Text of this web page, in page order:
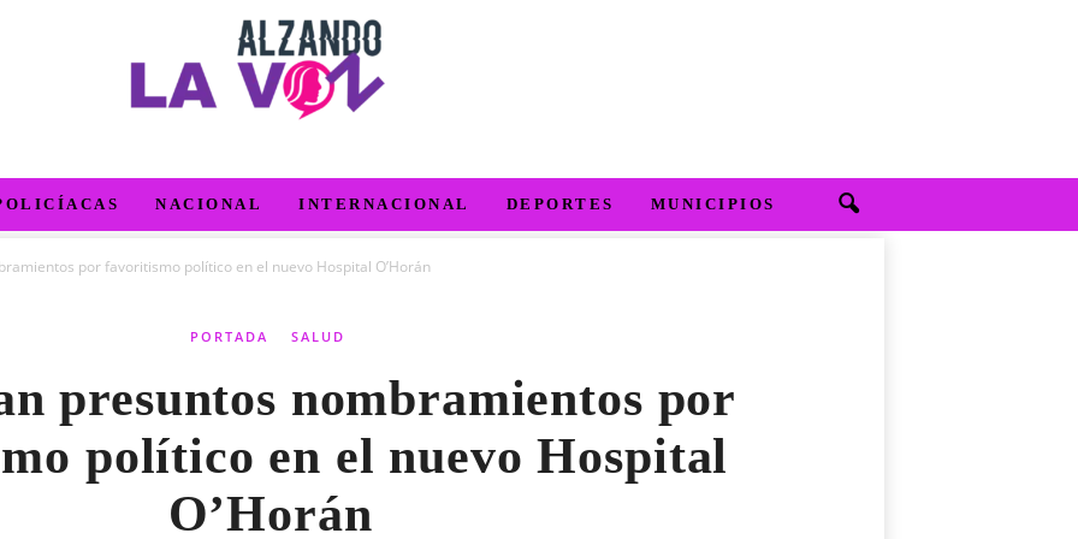
NACIONAL INTERNACIONAL DEPORTES MUNICIPIOS
por favoritismo político en el nuevo Hospital O’Horán
PORTADA SALUD
presuntos nombramientos por
político en el nuevo Hospital
O’Horán